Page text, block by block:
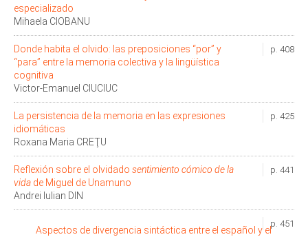
especializado
Mihaela CIOBANU
p. 408
Donde habita el olvido: las preposiciones “por” y
“para” entre la memoria colectiva y la lingüística
cognitiva
Victor-Emanuel CIUCIUC
p. 425
La persistencia de la memoria en las expresiones
idiomáticas
Roxana Maria CREŢU
p. 441
Reflexión sobre el olvidado sentimiento cómico de la
vida de Miguel de Unamuno
Andrei Iulian DIN
p. 451
Aspectos de divergencia sintáctica entre el español y el